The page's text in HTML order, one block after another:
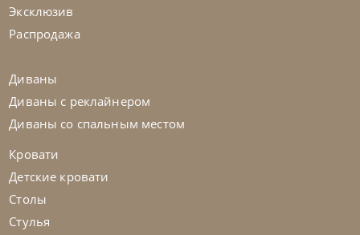
Эксклюзив
Распродажа
Диваны
Диваны с реклайнером
Диваны со спальным местом
Кровати
Детские кровати
Столы
Стулья